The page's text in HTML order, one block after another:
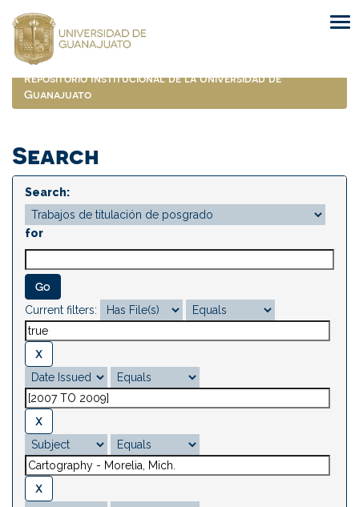
navigation
Repositorio Institucional de la Universidad de
Guanajuato
Search
Search:
for
Current filters: